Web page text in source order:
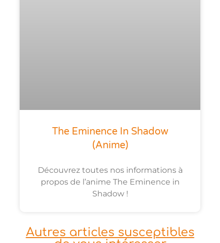
The Eminence In Shadow
(anime)
Découvrez toutes nos informations à
propos de l’anime The Eminence in
Shadow !
Autres articles susceptibles